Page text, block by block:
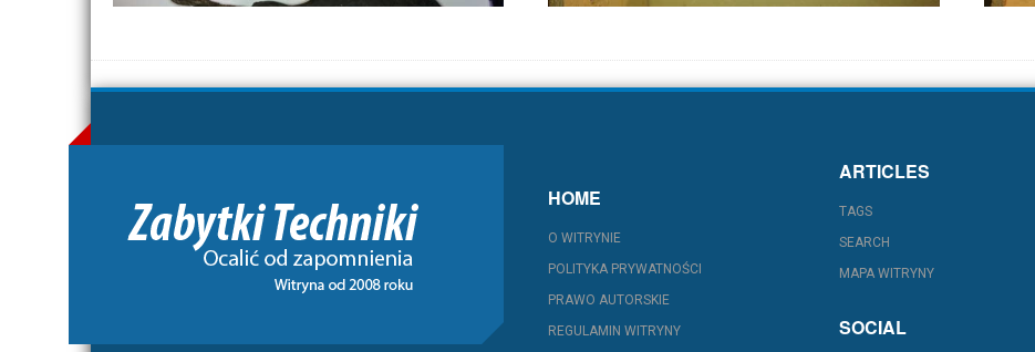
HOME
O WITRYNIE
POLITYKA PRYWATNOŚCI
PRAWO AUTORSKIE
REGULAMIN WITRYNY
ARTICLES
TAGS
SEARCH
MAPA WITRYNY
SOCIAL